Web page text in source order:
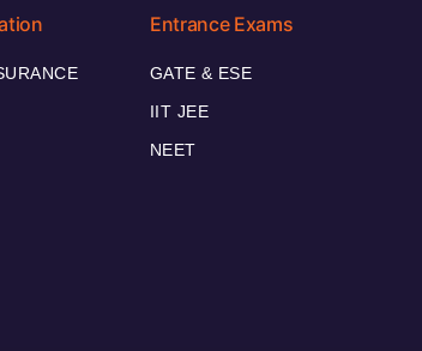
Entrance Exams
GATE & ESE
IIT JEE
NEET